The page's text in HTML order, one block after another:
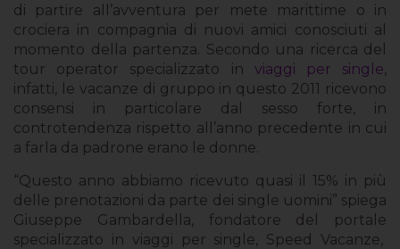
di partire all’avventura per mete marittime o in
crociera in compagnia di nuovi amici conosciuti al
momento della partenza. Secondo una ricerca del
tour operator specializzato in viaggi per single,
infatti, le vacanze di gruppo in questo 2011 ricevono
consensi in particolare dal sesso forte, in
controtendenza rispetto all’anno precedente in cui
a farla da padrone erano le donne.
“Questo anno abbiamo ricevuto quasi il 15% in più
delle prenotazioni da parte dei single uomini” spiega
Giuseppe Gambardella, fondatore del portale
specializzato in viaggi per single, Speed Vacanze,